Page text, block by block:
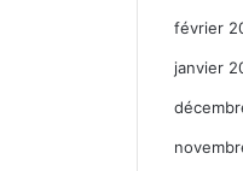
février
janvier